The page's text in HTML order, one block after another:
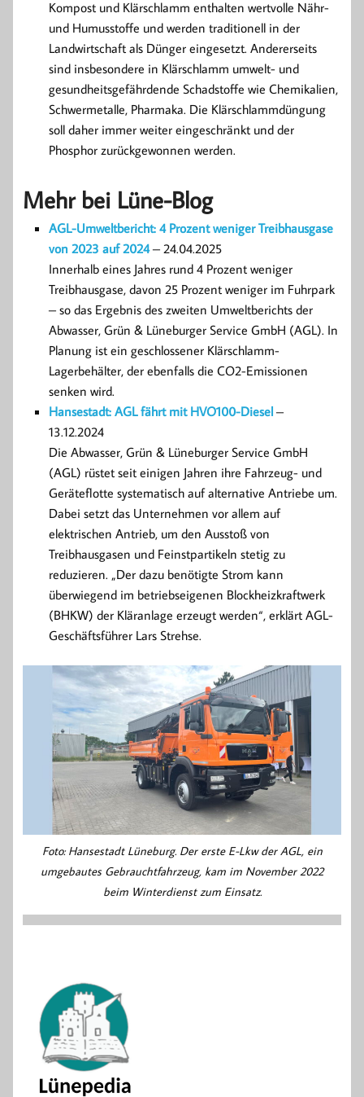
Kompost und Klärschlamm enthalten wertvolle Nähr-
und Humusstoffe und werden traditionell in der
Landwirtschaft als Dünger eingesetzt. Andererseits
sind insbesondere in Klärschlamm umwelt- und
gesundheitsgefährdende Schadstoffe wie Chemikalien,
Schwermetalle, Pharmaka. Die Klärschlammdüngung
soll daher immer weiter eingeschränkt und der
Phosphor zurückgewonnen werden.
Mehr bei Lüne-Blog
AGL-Umweltbericht: 4 Prozent weniger Treibhausgase
von 2023 auf 2024– 24.04.2025
Innerhalb eines Jahres rund 4 Prozent weniger
Treibhausgase, davon 25 Prozent weniger im Fuhrpark
– so das Ergebnis des zweiten Umweltberichts der
Abwasser, Grün & Lüneburger Service GmbH (AGL). In
Planung ist ein geschlossener Klärschlamm-
Lagerbehälter, der ebenfalls die CO2-Emissionen
senken wird.
Hansestadt: AGL fährt mit HVO100-Diesel –
13.12.2024
Die Abwasser, Grün & Lüneburger Service GmbH
(AGL) rüstet seit einigen Jahren ihre Fahrzeug- und
Geräteflotte systematisch auf alternative Antriebe um.
Dabei setzt das Unternehmen vor allem auf
elektrischen Antrieb, um den Ausstoß von
Treibhausgasen und Feinstpartikeln stetig zu
reduzieren. „Der dazu benötigte Strom kann
überwiegend im betriebseigenen Blockheizkraftwerk
(BHKW) der Kläranlage erzeugt werden“, erklärt AGL-
Geschäftsführer Lars Strehse.
Foto: Hansestadt Lüneburg. Der erste E-Lkw der AGL, ein
umgebautes Gebrauchtfahrzeug, kam im November 2022
beim Winterdienst zum Einsatz.